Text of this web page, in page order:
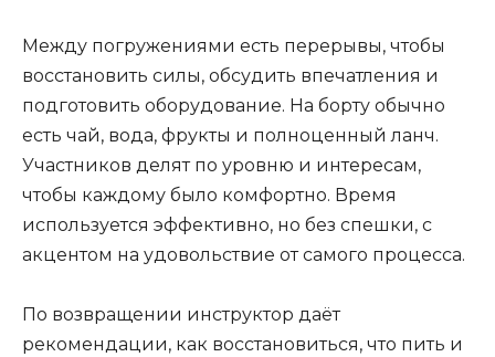
Между погружениями есть перерывы, чтобы
восстановить силы, обсудить впечатления и
подготовить оборудование. На борту обычно
есть чай, вода, фрукты и полноценный ланч.
Участников делят по уровню и интересам,
чтобы каждому было комфортно. Время
используется эффективно, но без спешки, с
акцентом на удовольствие от самого процесса.
По возвращении инструктор даёт
рекомендации, как восстановиться, что пить и